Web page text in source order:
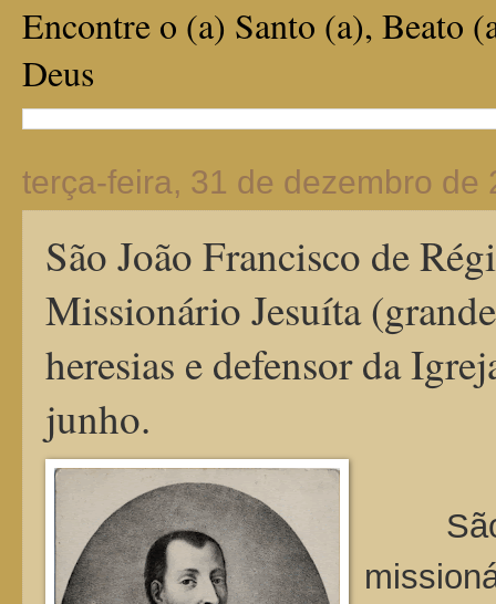
Encontre o (a) Santo (a), Beato
Deus
terça-feira, 31 de dezembro de
São João Francisco de
Missionário Jesuíta
heresias e defensor da
junho.